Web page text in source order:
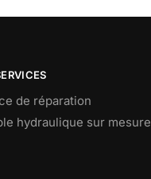
de réparation
hydraulique sur mesure